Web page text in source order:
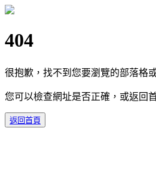
404
很抱歉，找不到您要瀏覽的部落格
您可以檢查網址是否正確，或返回
返回首頁